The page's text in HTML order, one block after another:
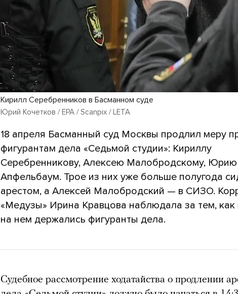
Кирилл Серебренников в Басманном суде
Юрий Кочетков / EPA / Scanpix / LETA
18 апреля Басманный суд Москвы продлил меру
фигурантам дела «Седьмой студии»: Кириллу
Серебренникову, Алексею Малобродскому,
Апфельбаум. Трое из них уже больше полугода
арестом, а Алексей Малобродский — в СИЗО.
«Медузы» Ирина Кравцова наблюдала за тем, как
на нем держались фигуранты дела.
Судебное рассмотрение ходатайства о продлении